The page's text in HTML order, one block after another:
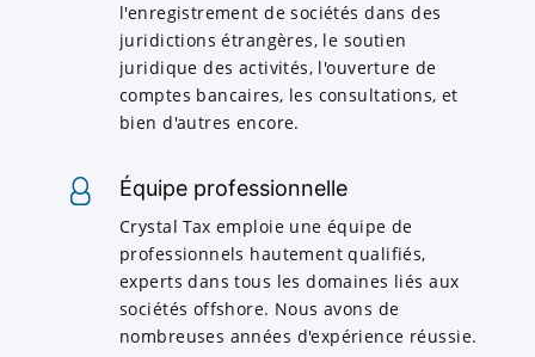
l'enregistrement de sociétés dans des
juridictions étrangères, le soutien
juridique des activités, l'ouverture de
comptes bancaires, les consultations, et
bien d'autres encore.
Équipe professionnelle
Crystal Tax emploie une équipe de
professionnels hautement qualifiés,
experts dans tous les domaines liés aux
sociétés offshore. Nous avons de
nombreuses années d'expérience réussie.